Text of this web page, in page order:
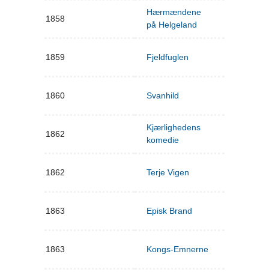
1858
Hærmændene
på Helgeland
1859 Fjeldfuglen
1860 Svanhild
1862
Kjærlighedens
komedie
1862 Terje Vigen
1863 Episk Brand
1863 Kongs-Emnerne